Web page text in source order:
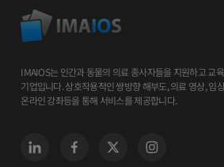
IMAIOS는 인간과 동물의 의료 종사자들을 지원하고 교
기업입니다. 상호작용적인 쌍방향 해부도, 의료 영상, 임
온라인 강좌등을 통해 서비스를 제공합니다.